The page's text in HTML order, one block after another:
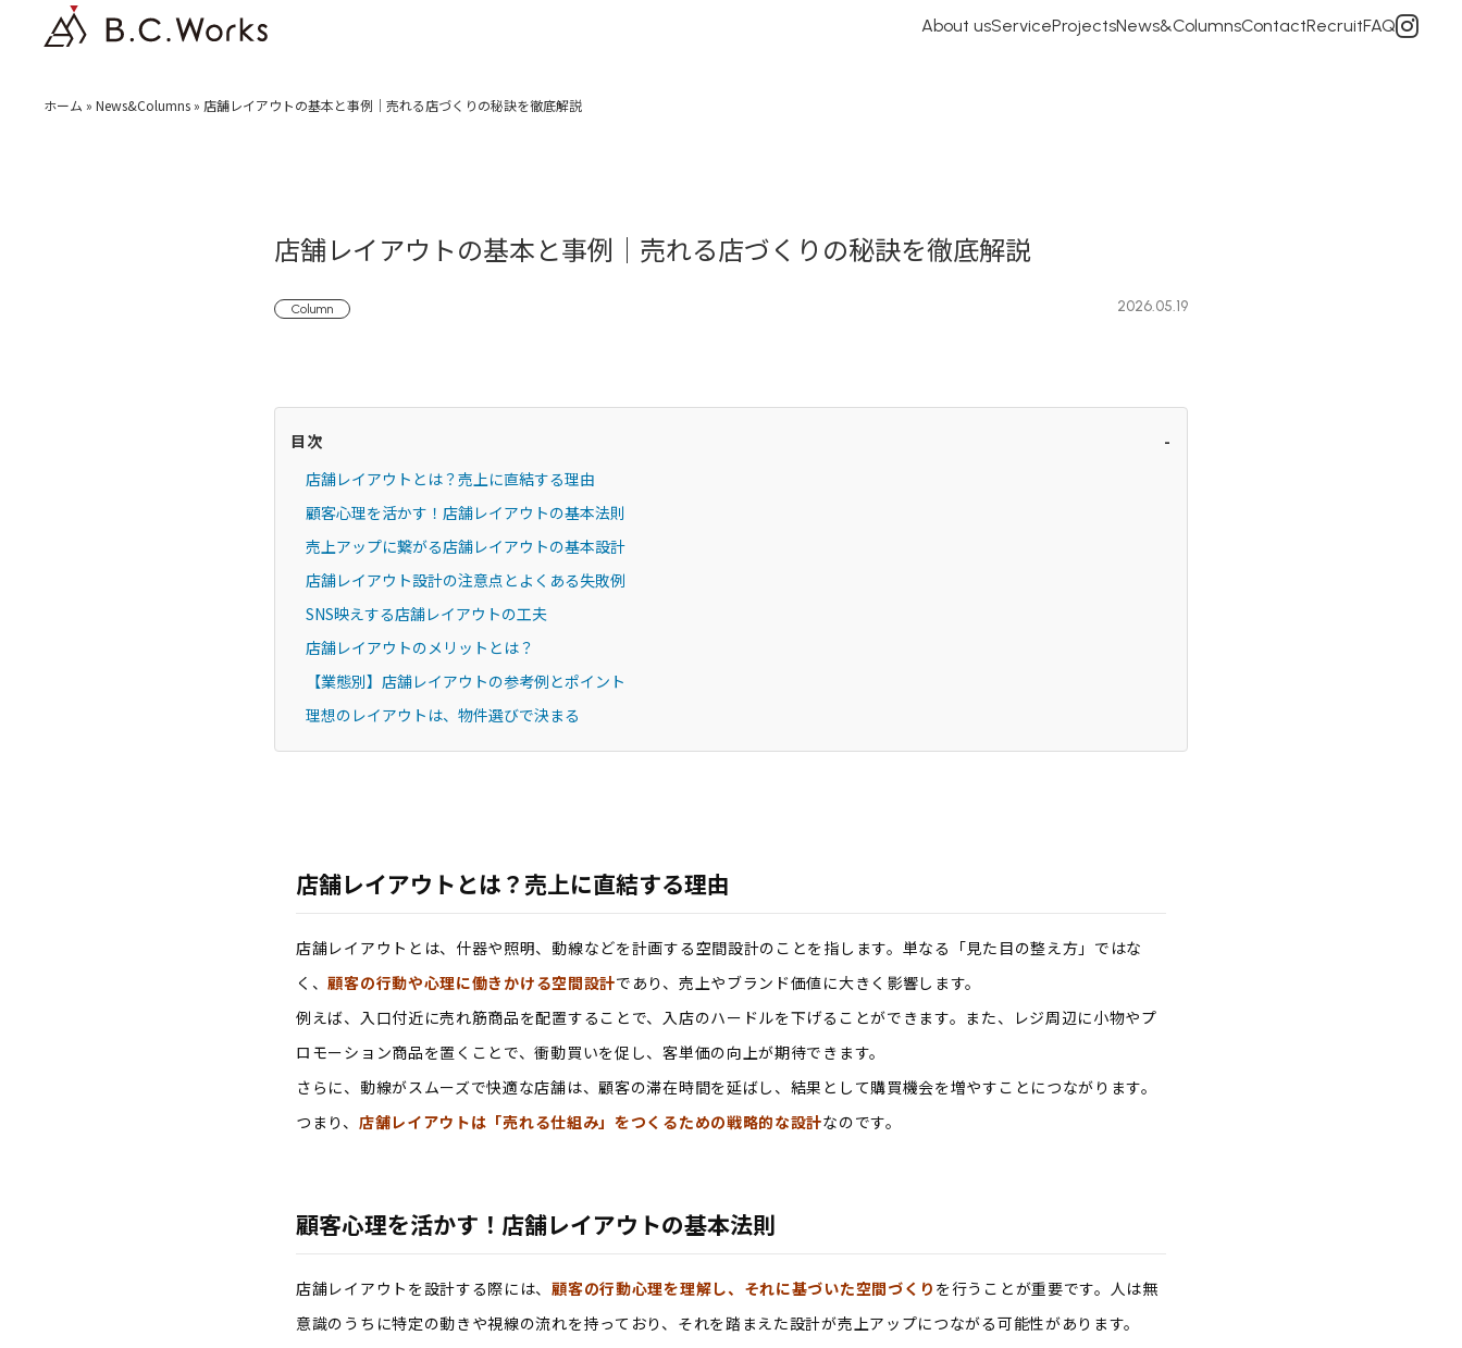
About usServiceProjectsNews&ColumnsContactRecruitFAQ
ホーム » News&Columns » 店舗レイアウトの基本と事例｜売れる店づくりの秘訣を徹底解説
店舗レイアウトの基本と事例｜売れる店づくりの秘訣を徹底解説
Column 2026.05.19
目次
店舗レイアウトとは？売上に直結する理由
顧客心理を活かす！店舗レイアウトの基本法則
売上アップに繋がる店舗レイアウトの基本設計
店舗レイアウト設計の注意点とよくある失敗例
SNS映えする店舗レイアウトの工夫
店舗レイアウトのメリットとは？
【業態別】店舗レイアウトの参考例とポイント
理想のレイアウトは、物件選びで決まる
店舗レイアウトとは？売上に直結する理由
店舗レイアウトとは、什器や照明、動線などを計画する空間設計のことを指します。単なる「見た目の整え方」ではな
く、顧客の行動や心理に働きかける空間設計であり、売上やブランド価値に大きく影響します。
例えば、入口付近に売れ筋商品を配置することで、入店のハードルを下げることができます。また、レジ周辺に小物やプ
ロモーション商品を置くことで、衝動買いを促し、客単価の向上が期待できます。
さらに、動線がスムーズで快適な店舗は、顧客の滞在時間を延ばし、結果として購買機会を増やすことにつながります。
つまり、 店舗レイアウトは「売れる仕組み」をつくるための戦略的な設計なのです。
顧客心理を活かす！店舗レイアウトの基本法則
店舗レイアウトを設計する際には、顧客の行動心理を理解し、それに基づいた空間づくり を行うことが重要です。人は無
意識のうちに特定の動きや視線の流れを持っており、それを踏まえた設計が売上アップにつながる可能性があります。